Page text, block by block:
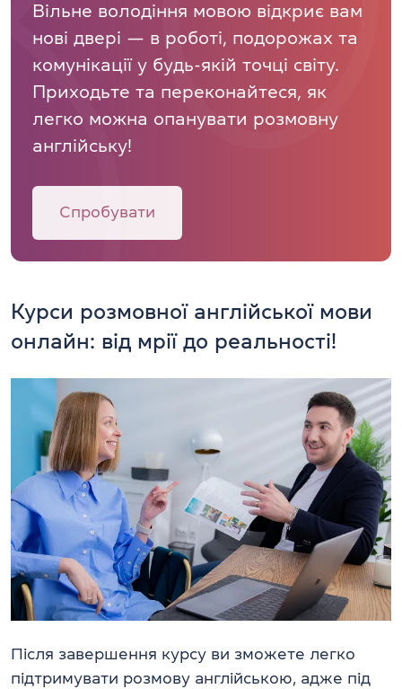
Вільне володіння мовою відкриє вам
нові двері — в роботі, подорожах та
комунікації у будь-якій точці світу.
Приходьте та переконайтеся, як
легко можна опанувати розмовну
англійську!
Спробувати
Курси розмовної англійської мови
онлайн: від мрії до реальності!
Після завершення курсу ви зможете легко
підтримувати розмову англійською, адже під